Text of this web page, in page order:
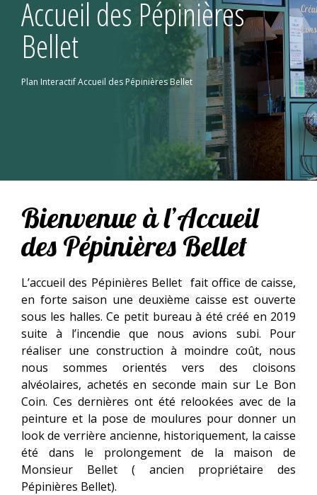
Accueil des Pépinières
Bellet
Plan InteractifAccueil des Pépinières Bellet
Bienvenue à l’Accueil
des Pépinières Bellet
L’accueil des Pépinières Bellet fait office de caisse,
en forte saison une deuxième caisse est ouverte
sous les halles. Ce petit bureau à été créé en 2019
suite à l’incendie que nous avions subi. Pour
réaliser une construction à moindre coût, nous
nous sommes orientés vers des cloisons
alvéolaires, achetés en seconde main sur Le Bon
Coin. Ces dernières ont été relookées avec de la
peinture et la pose de moulures pour donner un
look de verrière ancienne, historiquement, la caisse
été dans le prolongement de la maison de
Monsieur Bellet ( ancien propriétaire des
Pépinières Bellet).